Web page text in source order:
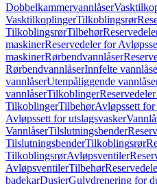
Dobbelkammervannlåser
VasktilkoplingerTilkoblingsrør
TilkoblingsrørTilbehør
maskinerReservedeler for
maskinerRørbendvannlåser
RørbendvannlåserInnfelte
vannlåserUtenpåliggende
vannlåserTilkoblinger
TilkoblingerTilbehørAvløpssett for
Avløpssett for utslagsvasker
VannlåserTilslutningsbender
TilslutningsbenderTilkoblingsrør
TilkoblingsrørAvløpsventiler
AvløpsventilerTilbehør
badekarDusjerGulvdrenering for